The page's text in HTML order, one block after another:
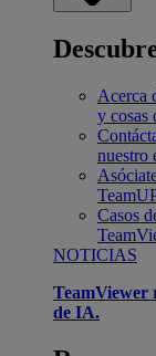
Acerca
y cosas
nuestro
Casos
NOTICIAS
TeamViewer
de IA.